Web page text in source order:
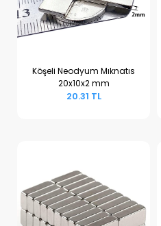
Sepete Ekle
Köşeli Neodyum Mıknatıs
20x10x2 mm
20.31 TL